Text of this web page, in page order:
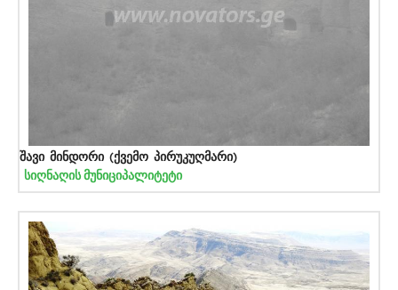
შავი მინდორი (ქვემო პირუკუღმარი)
სიღნაღის მუნიციპალიტეტი